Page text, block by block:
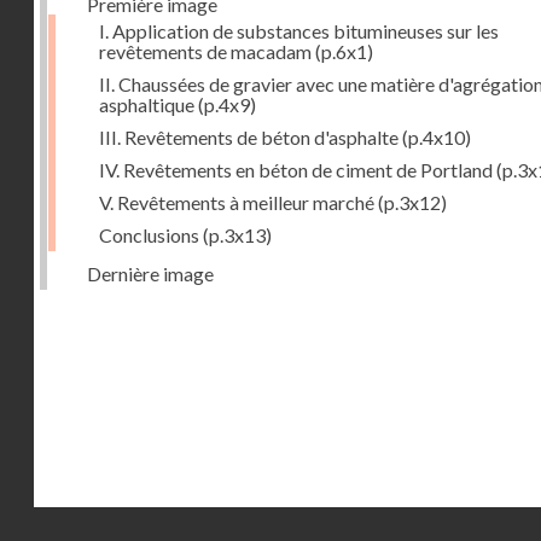
I. Application de substances bitumineuses sur les
revêtements de macadam(p.6x1)
II. Chaussées de gravier avec une matière
asphaltique(p.4x9)
III. Revêtements de béton d'asphalte(p.4x10)
IV. Revêtements en béton de ciment de Portland
V. Revêtements à meilleur marché(p.3x12)
Conclusions (p.3x13)
Dernière image